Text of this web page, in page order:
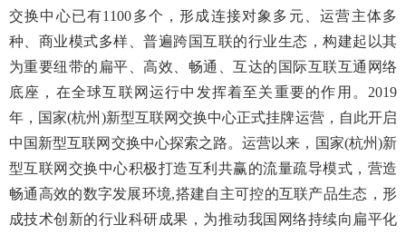
交换中心已有1100多个，形成连接对象多元、运营主体多
种、商业模式多样、普遍跨国互联的行业生态，构建起以其
为重要纽带的扁平、高效、畅通、互达的国际互联互通网络
底座，在全球互联网运行中发挥着至关重要的作用。2019
年，国家(杭州)新型互联网交换中心正式挂牌运营，自此开启
中国新型互联网交换中心探索之路。运营以来，国家(杭州)新
型互联网交换中心积极打造互利共赢的流量疏导模式，营造
畅通高效的数字发展环境,搭建自主可控的互联产品生态，形
成技术创新的行业科研成果，为推动我国网络持续向扁平化